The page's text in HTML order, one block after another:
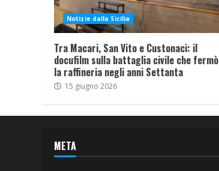
Notizie dalla Sicilia
Tra Macari, San Vito e Custonaci: il
docufilm sulla battaglia civile che fermò
la raffineria negli anni Settanta
15 giugno 2026
META